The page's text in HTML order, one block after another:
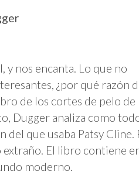
y nos encanta. Lo que no
¿por qué razón
de los cortes de pelo de
Dugger analiza como
del que usaba Patsy Cline.
El libro contiene
moderno.